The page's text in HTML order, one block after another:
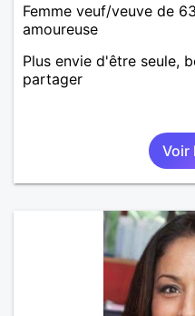
Femme veuf/veuve de
amoureuse
Plus envie d'être seule,
partager
Voir